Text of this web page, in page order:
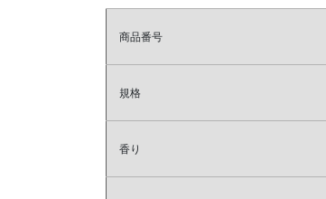
商品番号
規格
香り